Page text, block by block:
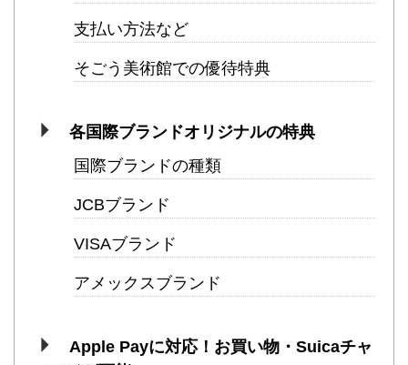
支払い方法など
そごう美術館での優待特典
各国際ブランドオリジナルの特典
国際ブランドの種類
JCBブランド
VISAブランド
アメックスブランド
Apple Payに対応！お買い物・Suicaチャ